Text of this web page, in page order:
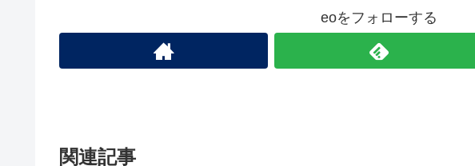
eoをフォローする
関連記事